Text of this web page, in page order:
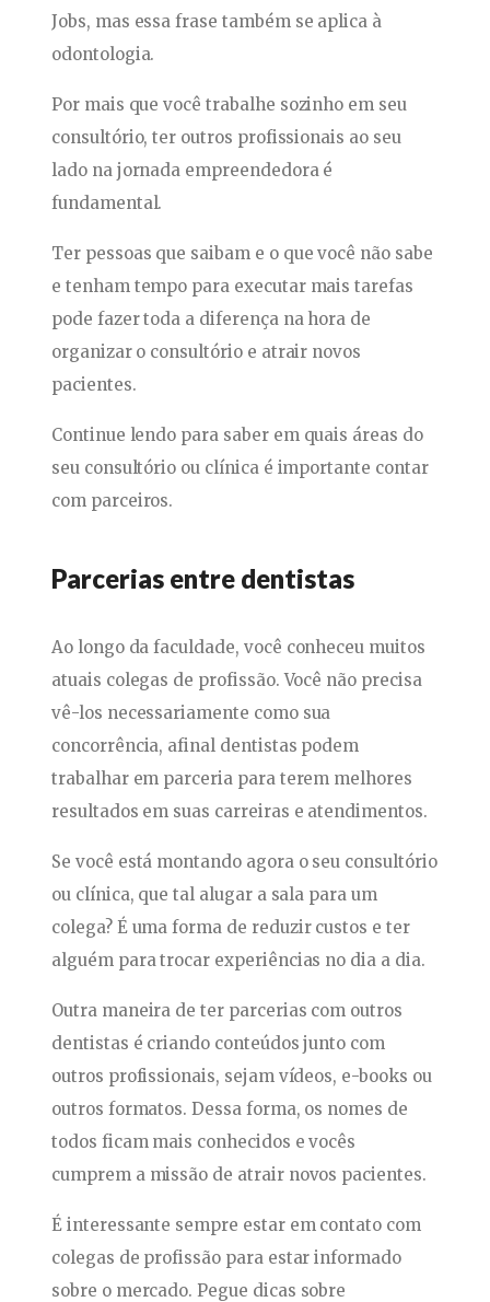
Jobs, mas essa frase também se aplica à
odontologia.
Por mais que você trabalhe sozinho em seu
consultório, ter outros profissionais ao seu
lado na jornada empreendedora é
fundamental.
Ter pessoas que saibam e o que você não sabe
e tenham tempo para executar mais tarefas
pode fazer toda a diferença na hora de
organizar o consultório e atrair novos
pacientes.
Continue lendo para saber em quais áreas do
seu consultório ou clínica é importante contar
com parceiros.
Parcerias entre dentistas
Ao longo da faculdade, você conheceu muitos
atuais colegas de profissão. Você não precisa
vê-los necessariamente como sua
concorrência, afinal dentistas podem
trabalhar em parceria para terem melhores
resultados em suas carreiras e atendimentos.
Se você está montando agora o seu consultório
ou clínica, que tal alugar a sala para um
colega? É uma forma de reduzir custos e ter
alguém para trocar experiências no dia a dia.
Outra maneira de ter parcerias com outros
dentistas é criando conteúdos junto com
outros profissionais, sejam vídeos, e-books ou
outros formatos. Dessa forma, os nomes de
todos ficam mais conhecidos e vocês
cumprem a missão de atrair novos pacientes.
É interessante sempre estar em contato com
colegas de profissão para estar informado
sobre o mercado. Pegue dicas sobre